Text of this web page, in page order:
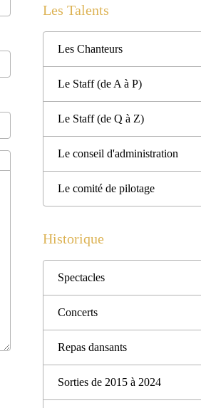
Les Talents
Les Chanteurs
Le Staff (de A à P)
Le Staff (de Q à Z)
Le conseil d'administration
Le comité de pilotage
Historique
Spectacles
Concerts
Repas dansants
Sorties de 2015 à 2024